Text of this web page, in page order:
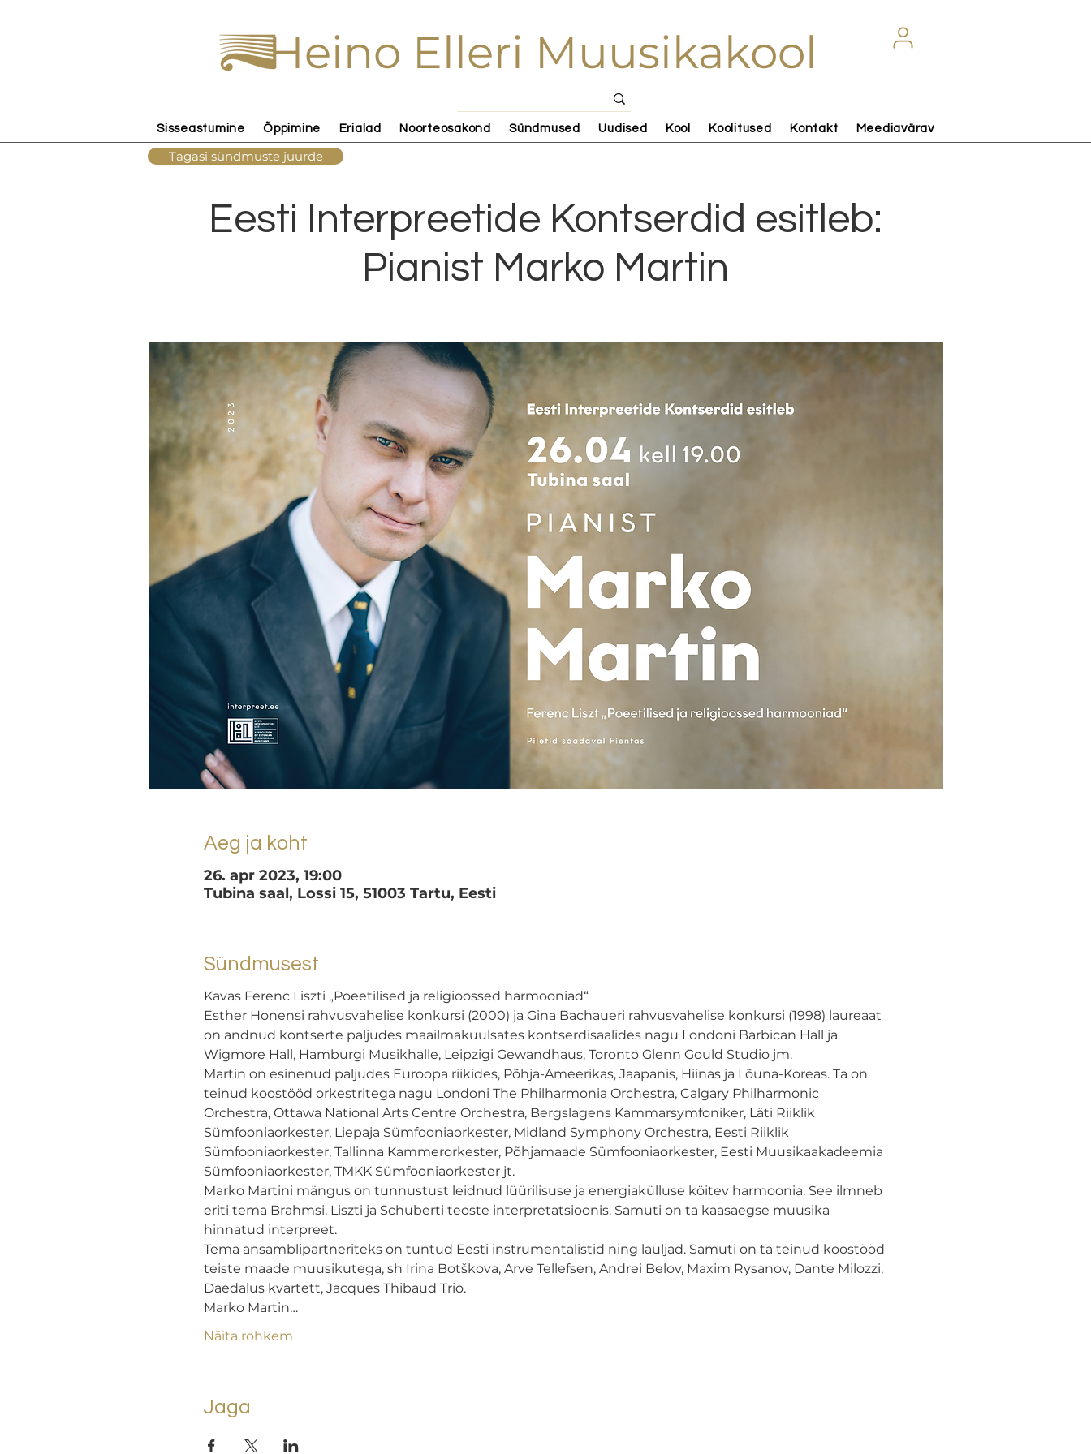
Heino Elleri Muusikakool
Sisseastumine Õppimine Erialad Noorteosakond Sündmused Uudised Kool Koolitused Kontakt Meediavärav
Eesti Interpreetide Kontserdid esitleb:
Pianist Marko Martin
Aeg ja koht
26. apr 2023, 19:00
Tubina saal, Lossi 15, 51003 Tartu, Eesti
Sündmusest
Kavas Ferenc Liszti „Poeetilised ja religioossed harmooniad“
Esther Honensi rahvusvahelise konkursi (2000) ja Gina Bachaueri rahvusvahelise konkursi (1998) laureaat
on andnud kontserte paljudes maailmakuulsates kontserdisaalides nagu Londoni Barbican Hall ja
Wigmore Hall, Hamburgi Musikhalle, Leipzigi Gewandhaus, Toronto Glenn Gould Studio jm.
Martin on esinenud paljudes Euroopa riikides, Põhja-Ameerikas, Jaapanis, Hiinas ja Lõuna-Koreas. Ta on
teinud koostööd orkestritega nagu Londoni The Philharmonia Orchestra, Calgary Philharmonic
Orchestra, Ottawa National Arts Centre Orchestra, Bergslagens Kammarsymfoniker, Läti Riiklik
Sümfooniaorkester, Liepaja Sümfooniaorkester, Midland Symphony Orchestra, Eesti Riiklik
Sümfooniaorkester, Tallinna Kammerorkester, Põhjamaade Sümfooniaorkester, Eesti Muusikaakadeemia
Sümfooniaorkester, TMKK Sümfooniaorkester jt.
Marko Martini mängus on tunnustust leidnud lüürilisuse ja energiakülluse köitev harmoonia. See ilmneb
eriti tema Brahmsi, Liszti ja Schuberti teoste interpretatsioonis. Samuti on ta kaasaegse muusika
hinnatud interpreet.
Tema ansamblipartneriteks on tuntud Eesti instrumentalistid ning lauljad. Samuti on ta teinud koostööd
teiste maade muusikutega, sh Irina Botškova, Arve Tellefsen, Andrei Belov, Maxim Rysanov, Dante Milozzi,
Daedalus kvartett, Jacques Thibaud Trio.
Marko Martin…
Näita rohkem
Jaga
Tagasi sündmuste juurde